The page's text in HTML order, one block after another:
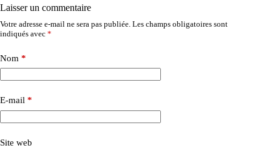
Laisser un commentaire
Votre adresse e-mail ne sera pas publiée. Les champs obligatoires sont
indiqués avec *
Nom *
E-mail *
Site web